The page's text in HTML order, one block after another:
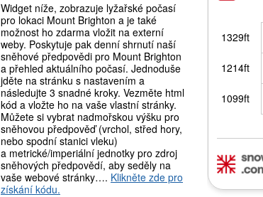
Widget níže, zobrazuje lyžařské počasí
pro lokaci Mount Brighton a je také
možnost ho zdarma vložit na externí
weby. Poskytuje pak denní shrnutí naší
sněhové předpovědi pro Mount Brighton
a přehled aktuálního počasí. Jednoduše
jděte na stránku s nastavením a
následujte 3 snadné kroky. Vezměte html
kód a vložte ho na vaše vlastní stránky.
Můžete si vybrat nadmořskou výšku pro
sněhovou předpověď (vrchol, střed hory,
nebo spodní stanici vleku)
a metrické/imperiální jednotky pro zdroj
sněhových předpovědí, aby seděly na
vaše webové stránky…. Klikněte zde pro
získání kódu.